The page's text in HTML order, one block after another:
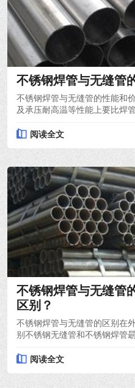
不锈钢焊管与无缝管
不锈钢焊管与无缝管的性能和
及承压耐高温等性能上要比焊
阅读全文
不锈钢焊管与无缝管
区别？
不锈钢焊管与无缝管的区别在
别不锈钢无缝管和不锈钢焊管
阅读全文